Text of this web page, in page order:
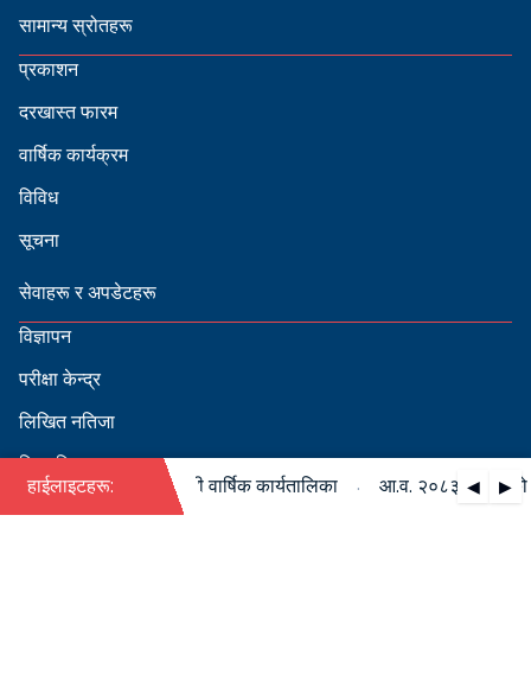
सामान्य स्रोतहरू
प्रकाशन
दरखास्त फारम
वार्षिक कार्यक्रम
विविध
सूचना
सेवाहरू र अपडेटहरू
विज्ञापन
परीक्षा केन्द्र
लिखित नतिजा
सिफारिस
हाईलाइटहरू: ◀ ▶
०८४ को पदपूर्ति सम्बन्धी वार्षिक कार्यतालिका आ.व. २०८३/०८४ को